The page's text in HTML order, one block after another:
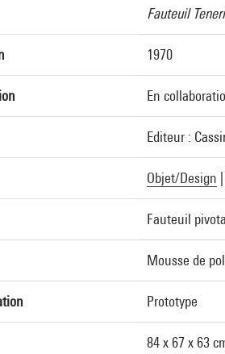
Fauteuil
1970
En
Editeur :
Objet/Design
Fauteuil
Mousse de
Prototype
84 x 67 x 63